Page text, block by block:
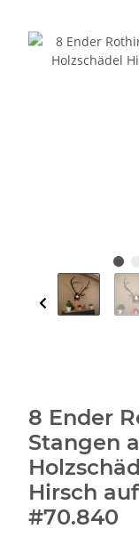
8 Ender
Stangen
Hirsch
#70.840